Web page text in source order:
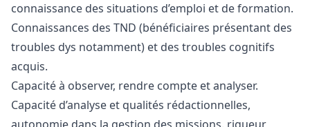
connaissance des situations d’emploi et de formation.
Connaissances des TND (bénéficiaires présentant des
troubles dys notamment) et des troubles cognitifs
acquis.
Capacité à observer, rendre compte et analyser.
Capacité d’analyse et qualités rédactionnelles,